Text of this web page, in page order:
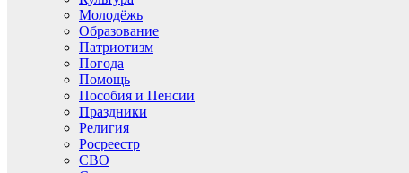
Молодёжь
Образование
Патриотизм
Погода
Помощь
Пособия и Пенсии
Праздники
Религия
Росреестр
СВО